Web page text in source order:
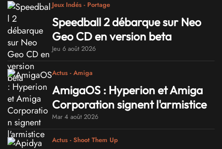
Jeux Indés - Portage
Speedball 2 débarque sur Neo
Geo CD en version beta
Jeu 6 août 2026
Actus - Amiga
AmigaOS : Hyperion et Amiga
Corporation signent l'armistice
Mar 4 août 2026
Actus - Shoot Them Up